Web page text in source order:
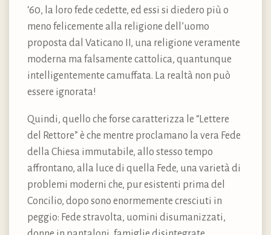
‘60, la loro fede cedette, ed essi si diedero più o
meno felicemente alla religione dell’uomo
proposta dal Vaticano II, una religione veramente
moderna ma falsamente cattolica, quantunque
intelligentemente camuffata. La realtà non può
essere ignorata!
Quindi, quello che forse caratterizza le “Lettere
del Rettore” è che mentre proclamano la vera Fede
della Chiesa immutabile, allo stesso tempo
affrontano, alla luce di quella Fede, una varietà di
problemi moderni che, pur esistenti prima del
Concilio, dopo sono enormemente cresciuti in
peggio: Fede stravolta, uomini disumanizzati,